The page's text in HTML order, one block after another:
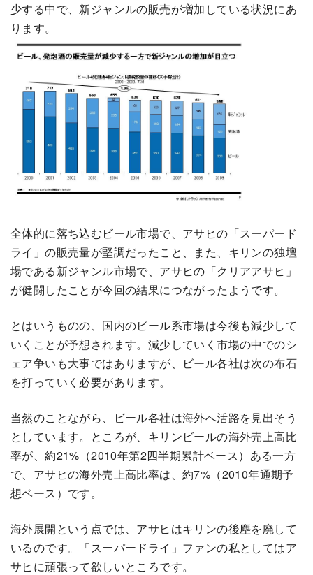
少する中で、新ジャンルの販売が増加している状況にあ
ります。
全体的に落ち込むビール市場で、アサヒの「スーパード
ライ」の販売量が堅調だったこと、また、キリンの独壇
場である新ジャンル市場で、アサヒの「クリアアサヒ」
が健闘したことが今回の結果につながったようです。
とはいうものの、国内のビール系市場は今後も減少して
いくことが予想されます。減少していく市場の中でのシ
ェア争いも大事ではありますが、ビール各社は次の布石
を打っていく必要があります。
当然のことながら、ビール各社は海外へ活路を見出そう
としています。ところが、キリンビールの海外売上高比
率が、約21%（2010年第2四半期累計ベース）ある一方
で、アサヒの海外売上高比率は、約7%（2010年通期予
想ベース）です。
海外展開という点では、アサヒはキリンの後塵を廃して
いるのです。「スーパードライ」ファンの私としてはア
サヒに頑張って欲しいところです。